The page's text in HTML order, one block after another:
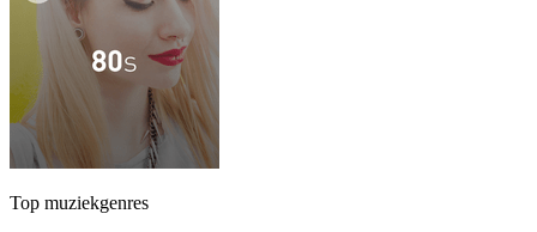
Top muziekgenres